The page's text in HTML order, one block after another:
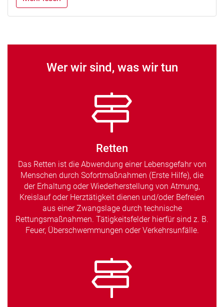
Wer wir sind, was wir tun
Retten
Das Retten ist die Abwendung einer Lebensgefahr von
Menschen durch Sofortmaßnahmen (Erste Hilfe), die
der Erhaltung oder Wiederherstellung von Atmung,
Kreislauf oder Herztätigkeit dienen und/oder Befreien
aus einer Zwangslage durch technische
Rettungsmaßnahmen. Tätigkeitsfelder hierfür sind z. B.
Feuer, Überschwemmungen oder Verkehrsunfälle.